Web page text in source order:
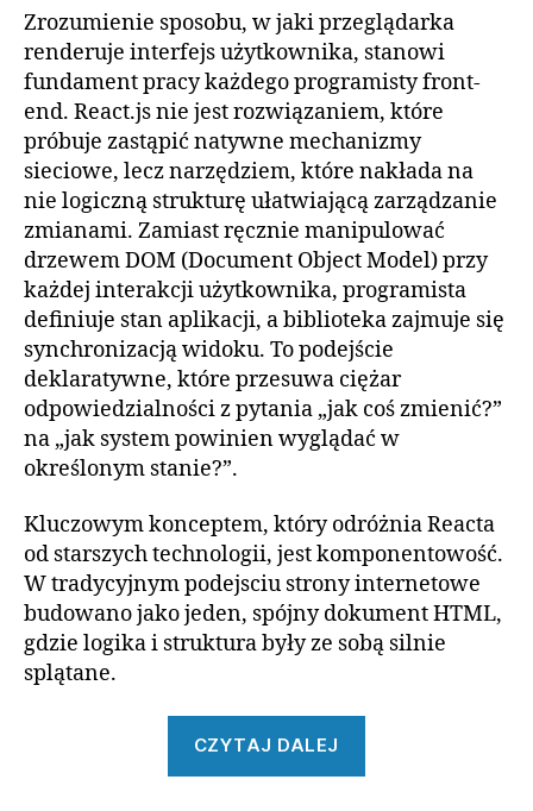
Zrozumienie sposobu, w jaki przeglądarka
renderuje interfejs użytkownika, stanowi
fundament pracy każdego programisty front-
end. React.js nie jest rozwiązaniem, które
próbuje zastąpić natywne mechanizmy
sieciowe, lecz narzędziem, które nakłada na
nie logiczną strukturę ułatwiającą zarządzanie
zmianami. Zamiast ręcznie manipulować
drzewem DOM (Document Object Model) przy
każdej interakcji użytkownika, programista
definiuje stan aplikacji, a biblioteka zajmuje się
synchronizacją widoku. To podejście
deklaratywne, które przesuwa ciężar
odpowiedzialności z pytania „jak coś zmienić?”
na „jak system powinien wyglądać w
określonym stanie?”.
Kluczowym konceptem, który odróżnia Reacta
od starszych technologii, jest komponentowość.
W tradycyjnym podejsciu strony internetowe
budowano jako jeden, spójny dokument HTML,
gdzie logika i struktura były ze sobą silnie
splątane.
CZYTAJ DALEJ